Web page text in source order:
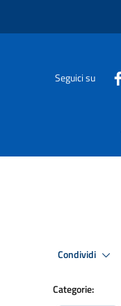
Seguici su
Condividi
Categorie: